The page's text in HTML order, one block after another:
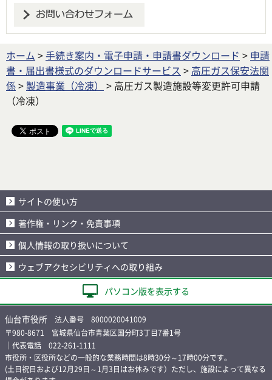
ホーム >手続き案内・電子申請・申請書ダウンロード > 申請
書・届出書様式のダウンロードサービス > 高圧ガス保安法関
係> 製造事業（冷凍）
> 高圧ガス製造施設等変更許可申請
（冷凍）
サイトの使い方
著作権・リンク・免責事項
個人情報の取り扱いについて
ウェブアクセシビリティへの取り組み
パソコン版を表示する
仙台市役所 法人番号 8000020041009
〒980-8671 宮城県仙台市青葉区国分町3丁目7番1号
｜代表電話 022-261-1111
市役所・区役所などの一般的な業務時間は8時30分～17時00分です。
(土日祝日および12月29日～1月3日はお休みです）ただし、施設によって異なる